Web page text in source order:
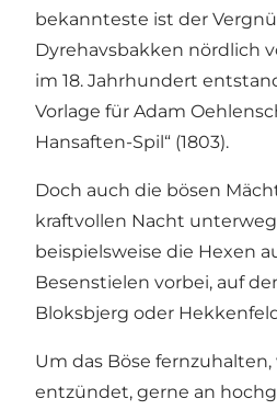
bekannteste ist der
Dyrehavsbakken nördlich
im 18. Jahrhundert
Vorlage für Adam
Hansaften-Spil“ (1803).
Doch auch die bösen
kraftvollen Nacht
beispielsweise die Hexen
Besenstielen vorbei, auf
Bloksbjerg oder
Um das Böse
entzündet, gerne an